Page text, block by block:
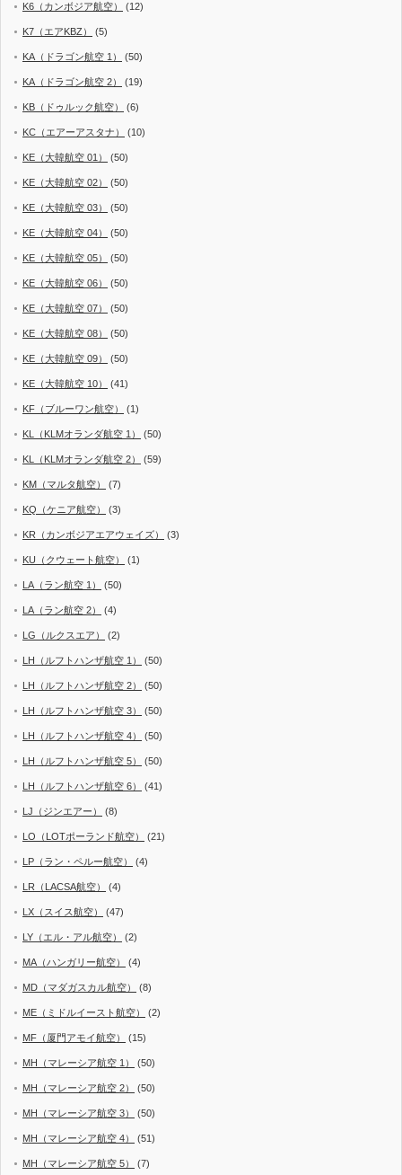
K6（カンボジア航空） (12)
K7（エアKBZ） (5)
KA（ドラゴン航空 1） (50)
KA（ドラゴン航空 2） (19)
KB（ドゥルック航空） (6)
KC（エアーアスタナ） (10)
KE（大韓航空 01） (50)
KE（大韓航空 02） (50)
KE（大韓航空 03） (50)
KE（大韓航空 04） (50)
KE（大韓航空 05） (50)
KE（大韓航空 06） (50)
KE（大韓航空 07） (50)
KE（大韓航空 08） (50)
KE（大韓航空 09） (50)
KE（大韓航空 10） (41)
KF（ブルーワン航空） (1)
KL（KLMオランダ航空 1） (50)
KL（KLMオランダ航空 2） (59)
KM（マルタ航空） (7)
KQ（ケニア航空） (3)
KR（カンボジアエアウェイズ） (3)
KU（クウェート航空） (1)
LA（ラン航空 1） (50)
LA（ラン航空 2） (4)
LG（ルクスエア） (2)
LH（ルフトハンザ航空 1） (50)
LH（ルフトハンザ航空 2） (50)
LH（ルフトハンザ航空 3） (50)
LH（ルフトハンザ航空 4） (50)
LH（ルフトハンザ航空 5） (50)
LH（ルフトハンザ航空 6） (41)
LJ（ジンエアー） (8)
LO（LOTポーランド航空） (21)
LP（ラン・ペルー航空） (4)
LR（LACSA航空） (4)
LX（スイス航空） (47)
LY（エル・アル航空） (2)
MA（ハンガリー航空） (4)
MD（マダガスカル航空） (8)
ME（ミドルイースト航空） (2)
MF（厦門アモイ航空） (15)
MH（マレーシア航空 1） (50)
MH（マレーシア航空 2） (50)
MH（マレーシア航空 3） (50)
MH（マレーシア航空 4） (51)
MH（マレーシア航空 5） (7)